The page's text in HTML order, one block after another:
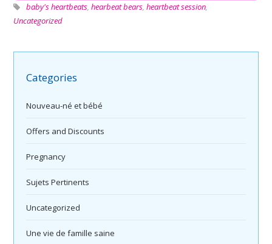
baby's heartbeats,hearbeat bears,heartbeat session,
Uncategorized
Categories
Nouveau-né et bébé
Offers and Discounts
Pregnancy
Sujets Pertinents
Uncategorized
Une vie de famille saine